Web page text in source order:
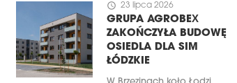
schedule 23 lipca 2026
GRUPA AGROBEX
ZAKOŃCZYŁA BUDOWĘ
OSIEDLA DLA SIM
ŁÓDZKIE